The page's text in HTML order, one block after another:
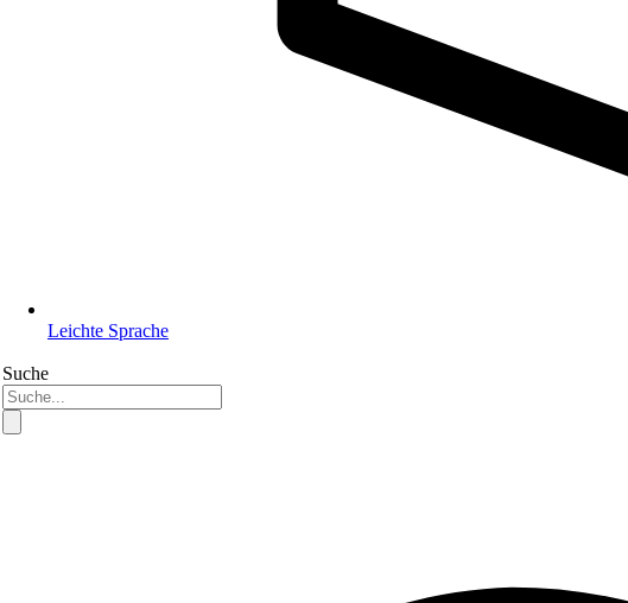
Leichte Sprache
Suche